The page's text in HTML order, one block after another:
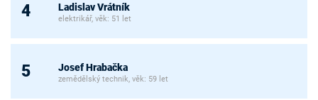
4 Ladislav Vrátník
elektrikář, věk: 51 let
5 Josef Hrabačka
zemědělský technik, věk: 59 let